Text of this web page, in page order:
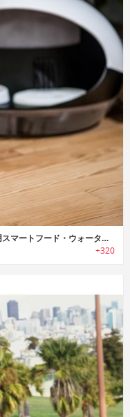
Catspad｜外出先からもお世話が可能な猫用スマートフード・ウォーターディスペンサー「キャッツパッド」
+320